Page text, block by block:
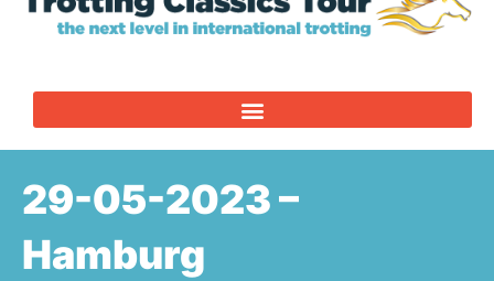
29-05-2023 –
Hamburg